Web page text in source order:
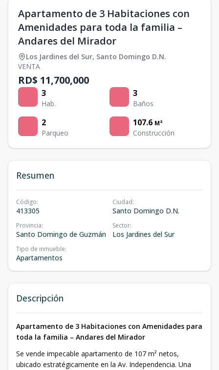
Apartamento de 3 Habitaciones con
Amenidades para toda la familia –
Andares del Mirador
Los Jardines del Sur, Santo Domingo D.N.
VENTA
RD$ 11,700,000
3
Hab.
3
Baños
2
Parqueo
107.6 M²
Construcción
Resumen
Código:
413305
Ciudad:
Santo Domingo D.N.
Provincia:
Santo Domingo de Guzmán
Sector:
Los Jardines del Sur
Tipo de inmueble:
Apartamentos
Descripción
Apartamento de 3 Habitaciones con Amenidades para
toda la familia – Andares del Mirador
Se vende impecable apartamento de 107 m² netos,
ubicado estratégicamente en la Av. Independencia. Una